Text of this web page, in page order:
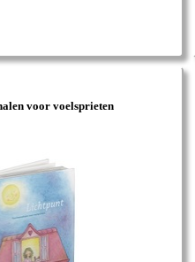
voor voelsprieten